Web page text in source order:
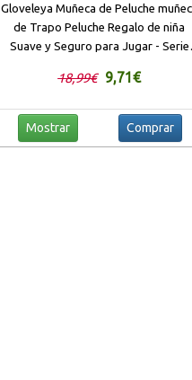
Gloveleya Muñeca de Peluche
de Trapo Peluche Regalo de niña
Suave y Seguro para Jugar - Serie
18,99€ 9,71€
Mostrar Comprar